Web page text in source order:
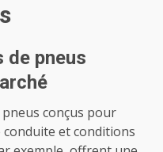
pneus
conçus pour
et conditions